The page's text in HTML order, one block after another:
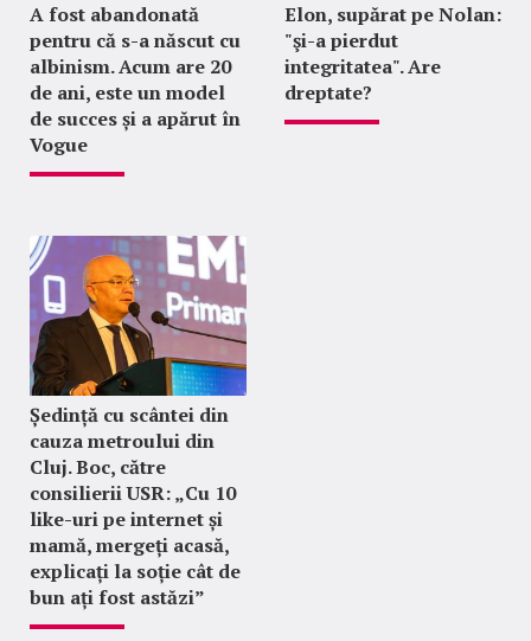
A fost abandonată
pentru că s-a născut cu
albinism. Acum are 20
de ani, este un model
de succes și a apărut în
Vogue
Elon, supărat pe Nolan:
"şi-a pierdut
integritatea". Are
dreptate?
Ședință cu scântei din
cauza metroului din
Cluj. Boc, către
consilierii USR: „Cu 10
like-uri pe internet și
mamă, mergeți acasă,
explicați la soție cât de
bun ați fost astăzi”